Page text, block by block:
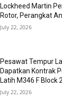
Lockheed Martin
Rotor, Perangkat
July 22, 2026
Pesawat Tempur
Dapatkan Kontrak
Latih M346 F Block
July 22, 2026